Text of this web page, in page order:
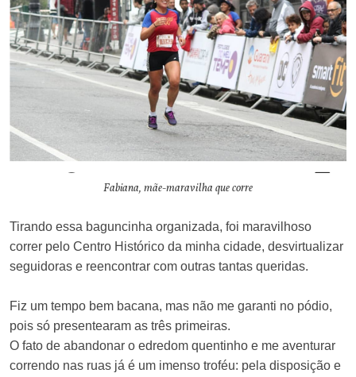
Fabiana, mãe-maravilha que corre
Tirando essa baguncinha organizada, foi maravilhoso
correr pelo Centro Histórico da minha cidade, desvirtualizar
seguidoras e reencontrar com outras tantas queridas.
Fiz um tempo bem bacana, mas não me garanti no pódio,
pois só presentearam as três primeiras.
O fato de abandonar o edredom quentinho e me aventurar
correndo nas ruas já é um imenso troféu: pela disposição e